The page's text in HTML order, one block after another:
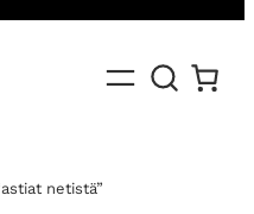
netistä”